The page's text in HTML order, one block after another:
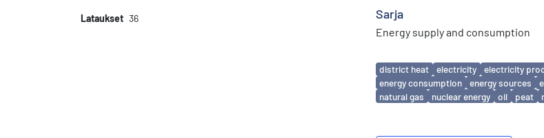
Lataukset 36 Sarja
Energy supply and consumption
Avainsanat
district heat electricity electricity
energy consumption
energy sources
natural gas
nuclear energy oil peat